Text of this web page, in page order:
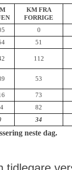
KM FRA
FORRIGE
0
51
112
53
73
82
34
neste dag.